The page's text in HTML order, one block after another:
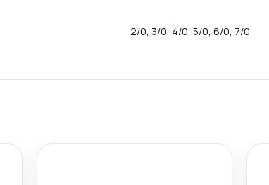
2/0, 3/0, 4/0, 5/0, 6/0, 7/0